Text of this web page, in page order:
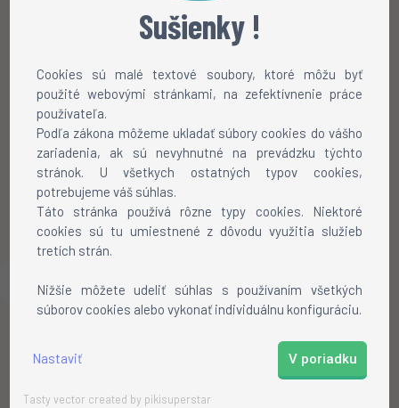
Sušienky !
Cookies sú malé textové soubory, ktoré môžu byť
použité webovými stránkami, na zefektívnenie práce
používateľa.
Podľa zákona môžeme ukladať súbory cookies do vášho
zariadenia, ak sú nevyhnutné na prevádzku týchto
stránok. U všetkych ostatných typov cookies,
potrebujeme váš súhlas.
Táto stránka používá rôzne typy cookies. Niektoré
cookies sú tu umiestnené z dôvodu využitia služieb
tretích strán.
Nižšie môžete udeliť súhlas s používaním všetkých
súborov cookies alebo vykonať individuálnu konfiguráciu.
Nastaviť V poriadku
Tasty vector created by pikisuperstar
Chôdza Beh Rotácia Pauznúť
Ako nainštalovať skin?
Stiahnite si skin
Kliknite na
a vyberte stiahnutý skin